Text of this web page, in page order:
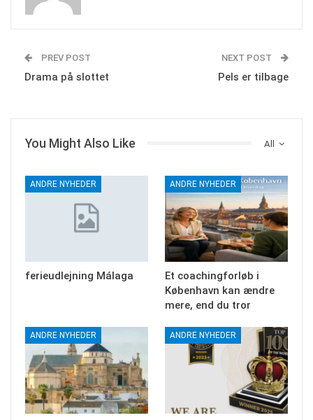
PREV POST
Drama på slottet
NEXT POST
Pels er tilbage
All
You Might Also Like
ANDRE NYHEDER
ferieudlejning Málaga
ANDRE NYHEDER
Et coachingforløb i
København kan ændre
mere, end du tror
ANDRE NYHEDER ANDRE NYHEDER